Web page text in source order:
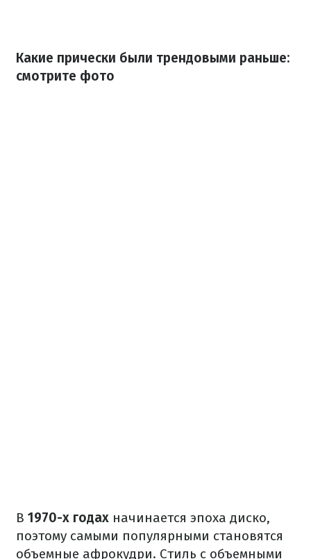
Какие прически были трендовыми раньше:
смотрите фото
В 1970-х годах начинается эпоха диско,
поэтому самыми популярными становятся
объемные афрокудри. Стиль с объемными